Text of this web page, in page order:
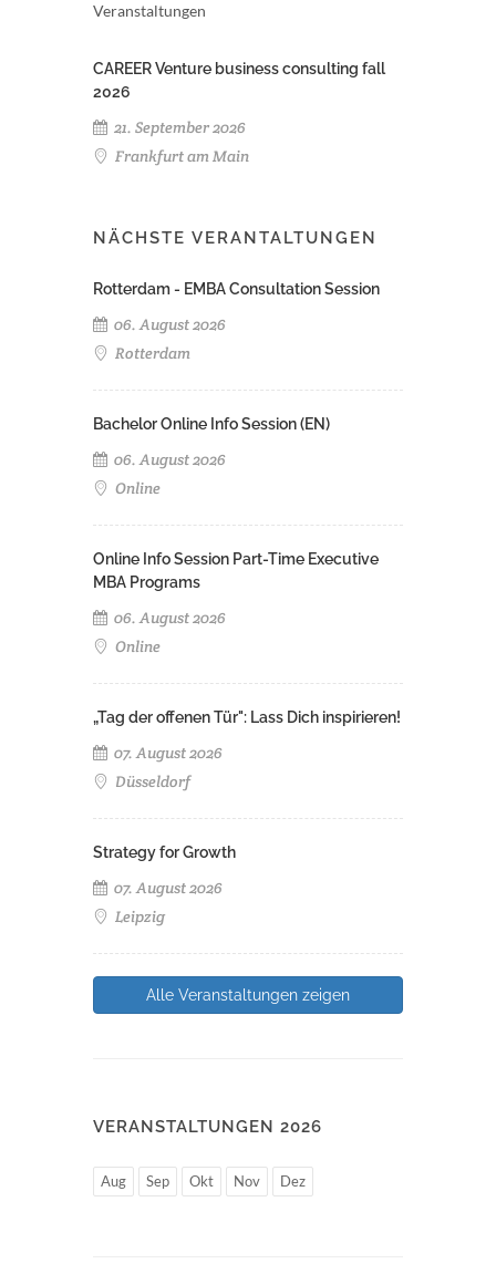
Veranstaltungen
CAREER Venture business consulting fall
2026
21. September 2026
Frankfurt am Main
NÄCHSTE VERANTALTUNGEN
Rotterdam - EMBA Consultation Session
06. August 2026
Rotterdam
Bachelor Online Info Session (EN)
06. August 2026
Online
Online Info Session Part-Time Executive
MBA Programs
06. August 2026
Online
„Tag der offenen Tür": Lass Dich inspirieren!
07. August 2026
Düsseldorf
Strategy for Growth
07. August 2026
Leipzig
Alle Veranstaltungen zeigen
VERANSTALTUNGEN 2026
Aug Sep Okt Nov Dez